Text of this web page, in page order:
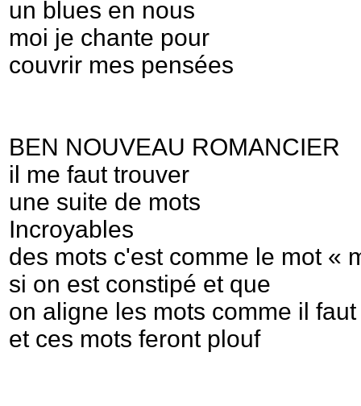
un blues en nous
moi je chante pour
couvrir mes pensées
BEN NOUVEAU ROMANCIER
il me faut trouver
une suite de mots
Incroyables
des mots c'est comme le mot «
si on est constipé et que
on aligne les mots comme il faut
et ces mots feront plouf